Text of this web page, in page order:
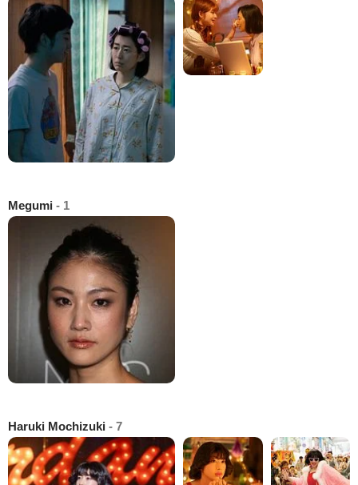
Megumi - 1
Haruki Mochizuki - 7